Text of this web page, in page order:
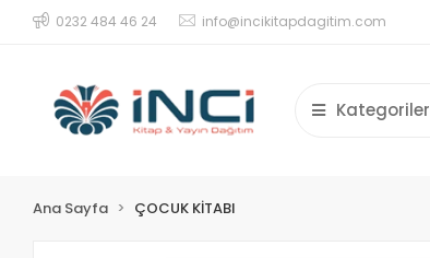
0232 484 46 24 info@incikitapdagitim.com
Kategoriler
Ana Sayfa ÇOCUK KİTABI